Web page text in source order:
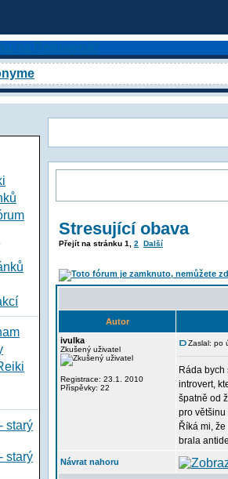
starý
starý
Stresující obava
Přejít na stránku 1 2 Další
Autor
ivulka
Zkušený uživatel
Registrace: 23.1. 2010
Příspěvky: 22
Zaslal: po
Ráda
introvert,
špatně od
pro většinu
Říká mi,
brala
Návrat nahoru